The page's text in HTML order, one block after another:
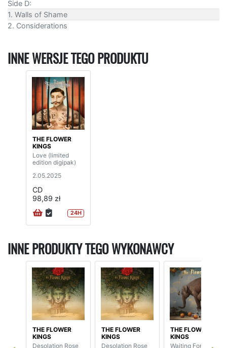
Side D:
1. Walls of Shame
2. Considerations
INNE WERSJE TEGO PRODUKTU
THE FLOWER
KINGS
Love (limited
edition digipak)
2.05.2025
CD
98,89 zł
24H
INNE PRODUKTY TEGO WYKONAWCY
THE FLOWER
KINGS
Desolation Rose
THE FLOWER
KINGS
Desolation Rose
THE FLOWER
KINGS
Waiting For